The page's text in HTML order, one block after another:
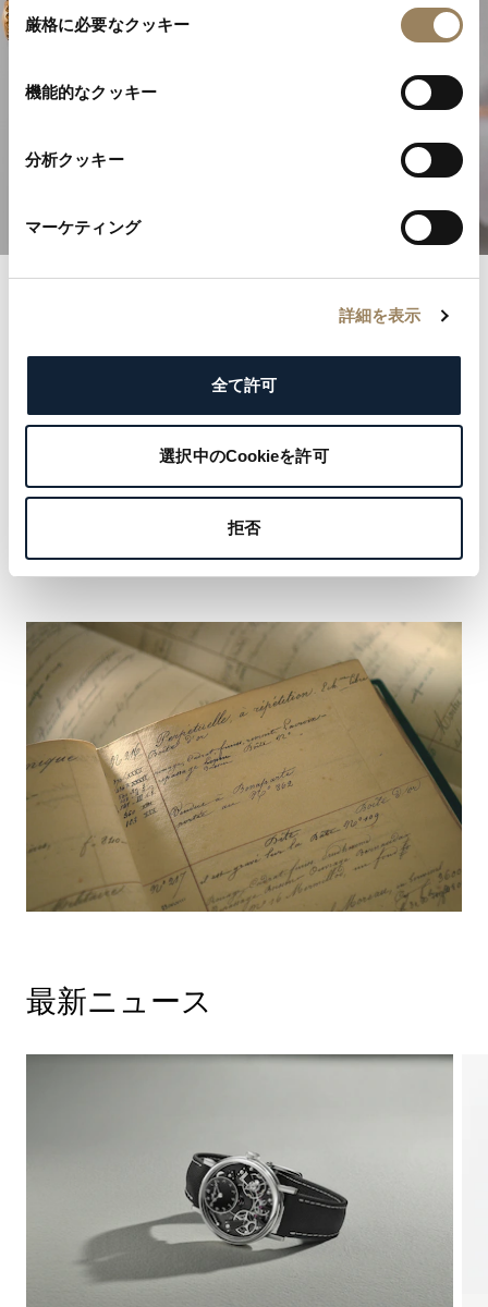
意
厳格に必要なクッキー
機能的なクッキー
分析クッキー
マーケティング
詳細を表示
全て許可
選択中のCookieを許可
拒否
高級時計製造の卓越性
名誉あるブレゲ登録簿とともに歴史の記録へと足を踏
まで名だたる顧客の優雅さと気品を物語っています。
ブレゲの遺産を形づくった著名な名前を探り、ご自身
の名を刻む機会をおつかみください。
最新ニュース